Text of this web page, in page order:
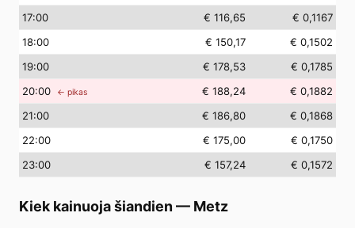
17:00 € 116,65
€ 0,1167
18:00 € 150,17
€ 0,1502
19:00 € 178,53
€ 0,1785
20:00 ← pikas € 188,24
€ 0,1882
21:00 € 186,80
€ 0,1868
22:00 € 175,00
€ 0,1750
23:00 € 157,24 € 0,1572
Kiek kainuoja šiandien — Metz